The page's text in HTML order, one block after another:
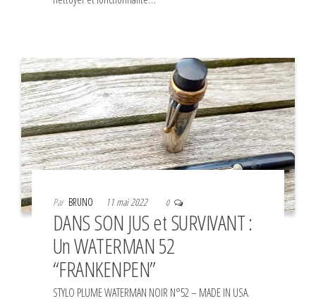
Par BRUNO 11 mai 2022 0
DANS SON JUS et SURVIVANT :
Un WATERMAN 52
“FRANKENPEN”
STYLO PLUME WATERMAN NOIR N°52 – MADE IN USA.